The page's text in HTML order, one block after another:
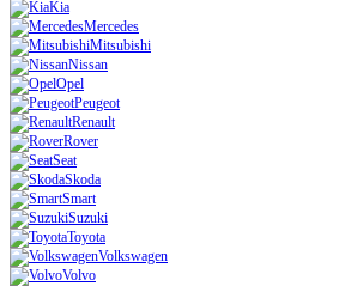
Kia
Mercedes
Mitsubishi
Nissan
Opel
Peugeot
Renault
Rover
Seat
Skoda
Smart
Suzuki
Toyota
Volkswagen
Volvo